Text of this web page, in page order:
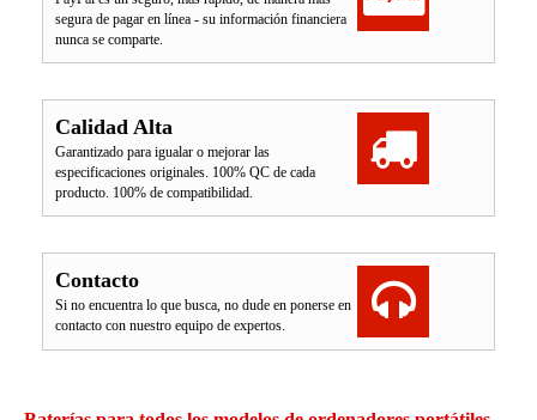
segura de pagar en línea - su información financiera
nunca se comparte.
Calidad Alta
Garantizado para igualar o mejorar las
especificaciones originales. 100% QC de cada
producto. 100% de compatibilidad.
Contacto
Si no encuentra lo que busca, no dude en ponerse en
contacto con nuestro equipo de expertos.